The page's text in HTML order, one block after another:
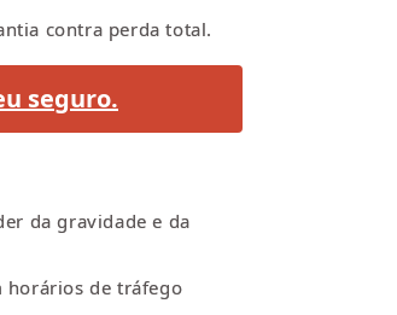
contra perda total.
seguro.
da gravidade e da
horários de tráfego